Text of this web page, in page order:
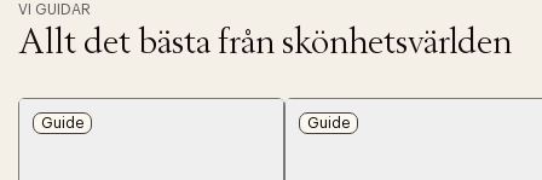
VI GUIDAR
Allt det bästa från skönhetsvärlden
Guide Guide